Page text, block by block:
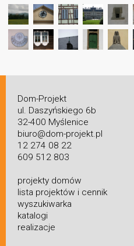
Dom-Projekt
ul. Daszyńskiego 6b
32-400 Myślenice
biuro@dom-projekt.pl
12 274 08 22
609 512 803
projekty domów
lista projektów i cennik
wyszukiwarka
katalogi
realizacje